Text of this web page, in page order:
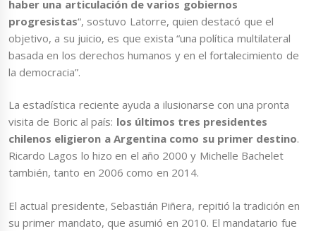
haber una articulación de varios gobiernos
progresistas“, sostuvo Latorre, quien destacó que el
objetivo, a su juicio, es que exista “una política multilateral
basada en los derechos humanos y en el fortalecimiento de
la democracia”.
La estadística reciente ayuda a ilusionarse con una pronta
visita de Boric al país: los últimos tres presidentes
chilenos eligieron a Argentina como su primer destino.
Ricardo Lagos lo hizo en el año 2000 y Michelle Bachelet
también, tanto en 2006 como en 2014.
El actual presidente, Sebastián Piñera, repitió la tradición en
su primer mandato, que asumió en 2010. El mandatario fue